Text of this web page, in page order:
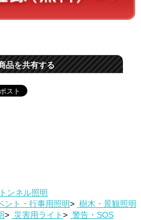
品を共有する
ンネル照明
ント・行事用照明> 樹木・景観照明
> 災害用ライト> 警告・SOS